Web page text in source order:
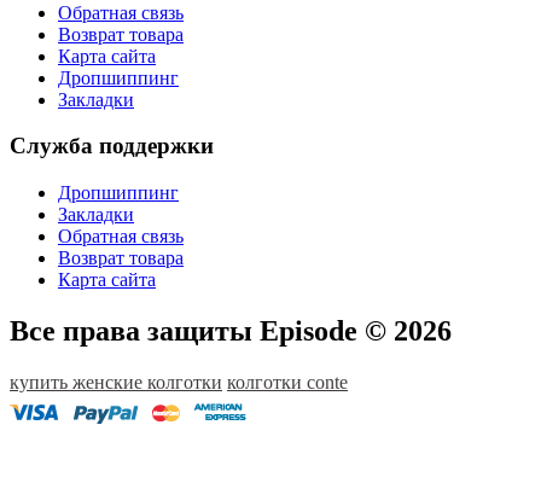
Обратная связь
Возврат товара
Карта сайта
Дропшиппинг
Закладки
Служба поддержки
Дропшиппинг
Закладки
Обратная связь
Возврат товара
Карта сайта
Все права защиты Episode © 2026
купить женские колготки колготки conte